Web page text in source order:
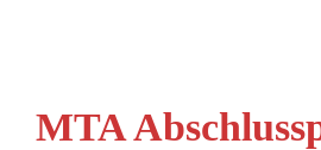
MTA